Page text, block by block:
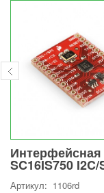
Интерфейсная
SC16IS750
Артикул: 1106rd